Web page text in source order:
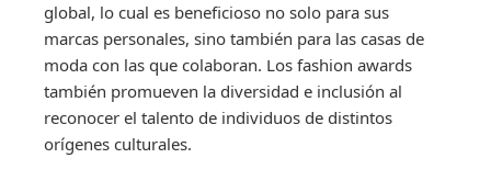
global, lo cual es beneficioso no solo para sus
marcas personales, sino también para las casas de
moda con las que colaboran. Los fashion awards
también promueven la diversidad e inclusión al
reconocer el talento de individuos de distintos
orígenes culturales.